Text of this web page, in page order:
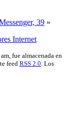
39 »
Internet
fue almacenada en
feed RSS 2.0 . Los